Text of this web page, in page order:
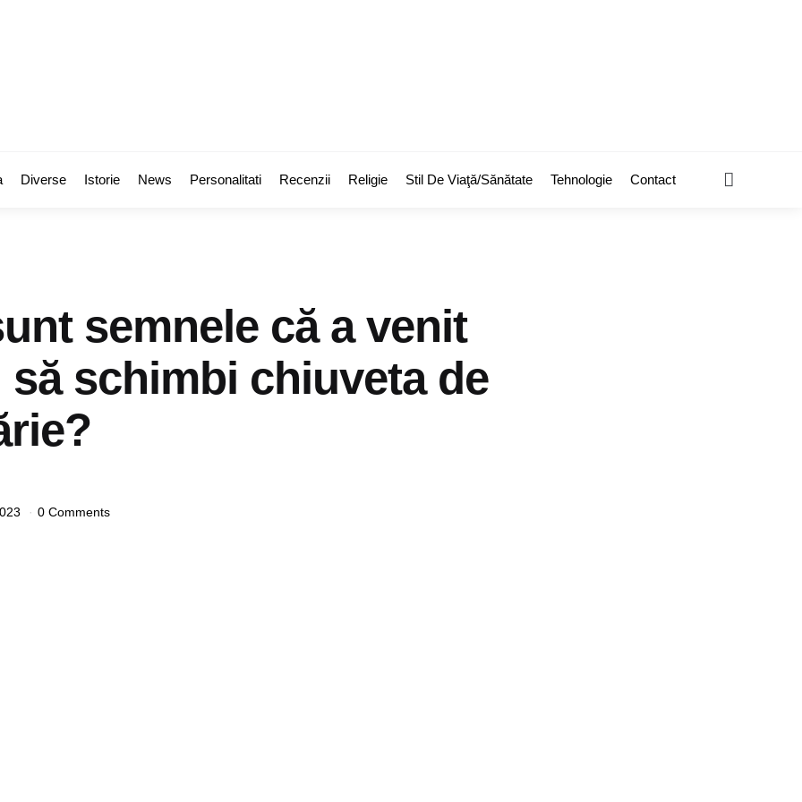
Diverse Istorie News Personalitati Recenzii Religie Stil De Viaţă/Sănătate Tehnologie Contact
semnele că a venit
schimbi chiuveta de
0 Comments